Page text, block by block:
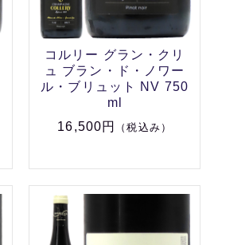
コルリー グラン・クリ
ュ ブラン・ド・ノワー
ル・ブリュット NV 750
ml
16,500円
（税込み）